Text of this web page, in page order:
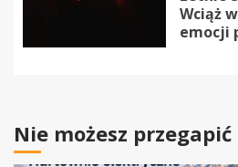
Wciąż
emocji
Nie możesz przegapić